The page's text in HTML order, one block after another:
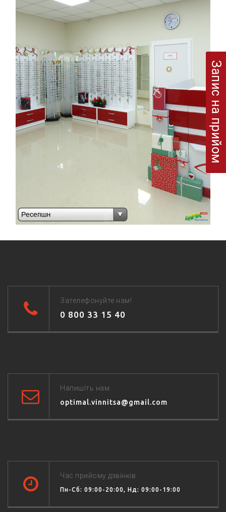
Запис на прийом
Зателефонуйте нам!
0 800 33 15 40
Напишіть нам
optimal.vinnitsa@gmail.com
Час прийому дзвінків
Пн-Сб: 09:00-20:00, Нд: 09:00-19:00